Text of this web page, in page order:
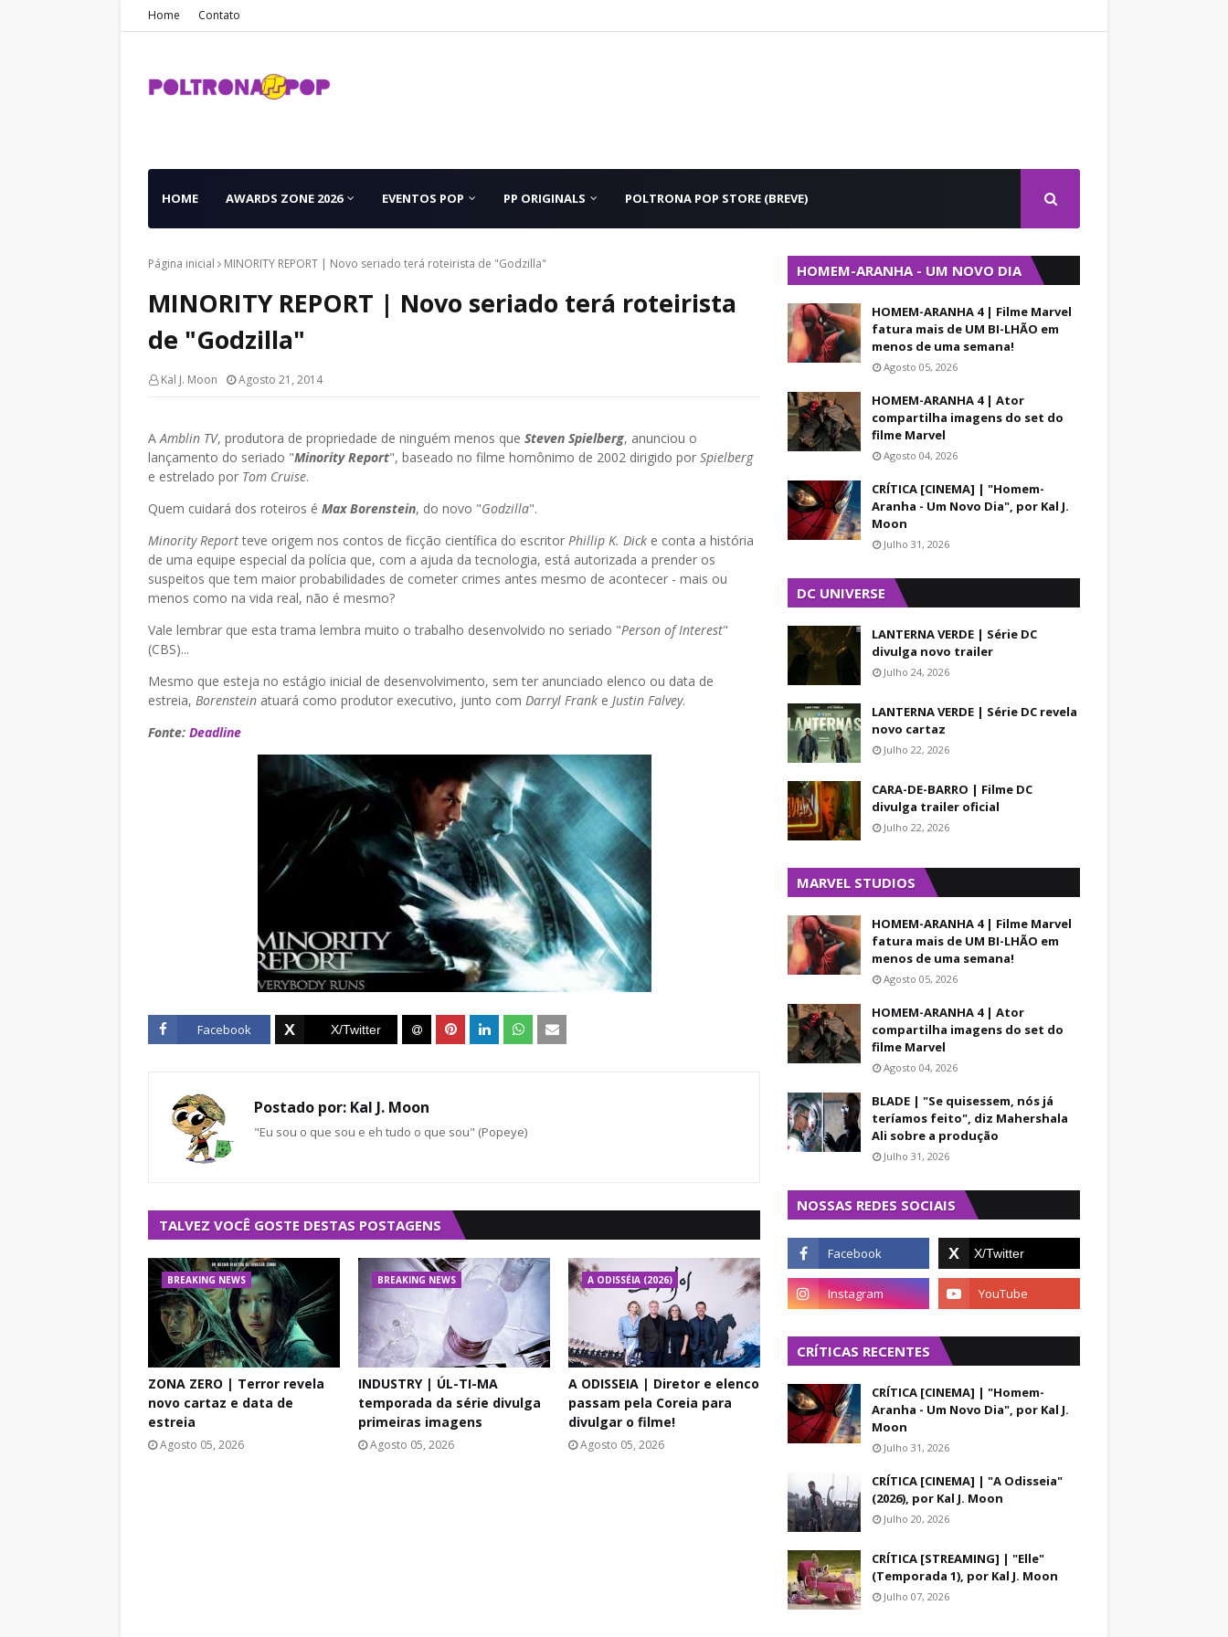
Home Contato
HOME AWARDS ZONE 2026 EVENTOS POP PP ORIGINALS POLTRONA POP STORE (BREVE)
Página inicial MINORITY REPORT | Novo seriado terá roteirista de "Godzilla"
MINORITY REPORT | Novo seriado terá roteirista
de "Godzilla"
Kal J. Moon Agosto 21, 2014
AAmblin TV, produtora de propriedade de ninguém menos que Steven Spielberg, anunciou o
lançamento do seriado "Minority Report", baseado no filme homônimo de 2002 dirigido por Spielberg
e estrelado por Tom Cruise.
Quem cuidará dos roteiros é Max Borenstein, do novo "Godzilla".
MinorityReportteve origem nos contos de ficção científica do escritor Phillip K. Dick e conta a história
de uma equipe especial da polícia que, com a ajuda da tecnologia, está autorizada a prender os
suspeitos que tem maior probabilidades de cometer crimes antes mesmo de acontecer - mais ou
menos como na vida real, não é mesmo?
Vale lembrar que esta trama lembra muito o trabalho desenvolvido no seriado "Person of Interest"
(CBS)...
Mesmo que esteja no estágio inicial de desenvolvimento, sem ter anunciado elenco ou data de
estreia, Borenstein atuará como produtor executivo, junto com Darryl Frank e Justin Falvey.
Fonte: Deadline
Facebook
Postado por: Kal J. Moon
"Eu sou o que sou e eh tudo o que sou" (Popeye)
TALVEZ VOCÊ GOSTE DESTAS POSTAGENS
BREAKING NEWS
ZONA ZERO | Terror revela
novo cartaz e data de
estreia
Agosto 05, 2026
BREAKING NEWS
INDUSTRY | ÚL-TI-MA
temporada da série divulga
primeiras imagens
Agosto 05, 2026
A ODISSÉIA (2026)
A ODISSEIA | Diretor e elenco
passam pela Coreia para
divulgar o filme!
Agosto 05, 2026
HOMEM-ARANHA - UM NOVO DIA
HOMEM-ARANHA 4 | Filme Marvel
fatura mais de UM BI-LHÃO em
menos de uma semana!
Agosto 05, 2026
HOMEM-ARANHA 4 | Ator
compartilha imagens do set do
filme Marvel
Agosto 04, 2026
CRÍTICA [CINEMA] | "Homem-
Aranha - Um Novo Dia", por Kal J.
Moon
Julho 31, 2026
DC UNIVERSE
LANTERNA VERDE | Série DC
divulga novo trailer
Julho 24, 2026
LANTERNA VERDE | Série DC revela
novo cartaz
Julho 22, 2026
CARA-DE-BARRO | Filme DC
divulga trailer oficial
Julho 22, 2026
MARVEL STUDIOS
HOMEM-ARANHA 4 | Filme Marvel
fatura mais de UM BI-LHÃO em
menos de uma semana!
Agosto 05, 2026
HOMEM-ARANHA 4 | Ator
compartilha imagens do set do
filme Marvel
Agosto 04, 2026
BLADE | "Se quisessem, nós já
teríamos feito", diz Mahershala
Ali sobre a produção
Julho 31, 2026
NOSSAS REDES SOCIAIS
CRÍTICAS RECENTES
CRÍTICA [CINEMA] | "Homem-
Aranha - Um Novo Dia", por Kal J.
Moon
Julho 31, 2026
CRÍTICA [CINEMA] | "A Odisseia"
(2026), por Kal J. Moon
Julho 20, 2026
CRÍTICA [STREAMING] | "Elle"
(Temporada 1), por Kal J. Moon
Julho 07, 2026